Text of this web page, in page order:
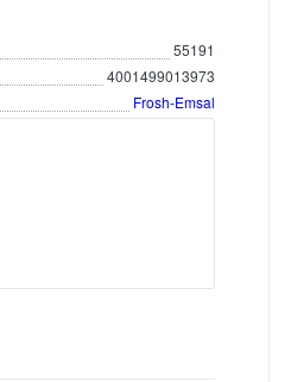
55191
4001499013973
Frosh-Emsal